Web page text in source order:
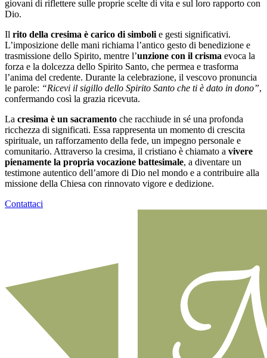
giovani di riflettere sulle proprie scelte di vita e sul loro rapporto con
Dio.
Il rito della cresima è carico di simboli e gesti significativi.
L’imposizione delle mani richiama l’antico gesto di benedizione e
trasmissione dello Spirito, mentre l’unzione con il crisma evoca la
forza e la dolcezza dello Spirito Santo, che permea e trasforma
l’anima del credente. Durante la celebrazione, il vescovo pronuncia
le parole: “Ricevi il sigillo dello Spirito Santo che ti è dato in dono”,
confermando così la grazia ricevuta.
La cresima è un sacramento che racchiude in sé una profonda
ricchezza di significati. Essa rappresenta un momento di crescita
spirituale, un rafforzamento della fede, un impegno personale e
comunitario. Attraverso la cresima, il cristiano è chiamato a vivere
pienamente la propria vocazione battesimale, a diventare un
testimone autentico dell’amore di Dio nel mondo e a contribuire alla
missione della Chiesa con rinnovato vigore e dedizione.
Contattaci